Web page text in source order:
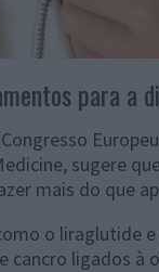
para a
sugere
mais do que
o liraglutide
ligados à